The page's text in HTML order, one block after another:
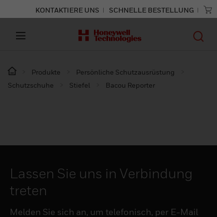
KONTAKTIERE UNS SCHNELLE BESTELLUNG
Produkte
Persönliche Schutzausrüstung
Schutzschuhe
Stiefel Bacou Reporter
Lassen Sie uns in Verbindung
treten
Melden Sie sich an, um telefonisch, per E-Mail